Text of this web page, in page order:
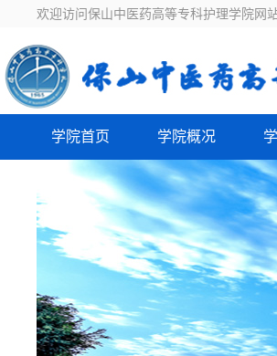
欢迎访问保山中医药高等专科护理学院网站
学院首页 学院概况